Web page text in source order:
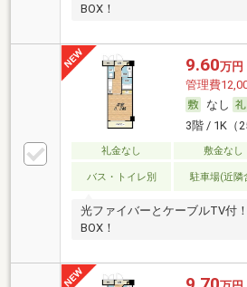
BOX！
9.60万円
管理費
なし
3階 / 1K（
礼金なし 敷金なし
バス・トイレ別 駐車場(近隣
光ファイバーとケーブルTV付
BOX！